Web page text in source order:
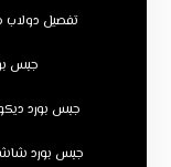
تفصيل دولاب
جبس
جبس بورد
جبس بورد